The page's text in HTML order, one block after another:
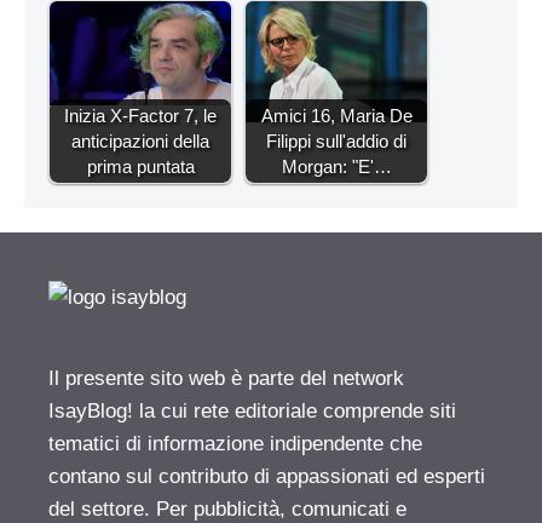
Inizia X-Factor 7, le
anticipazioni della
prima puntata
Amici 16, Maria De
Filippi sull'addio di
Morgan: "E'…
Il presente sito web è parte del network
IsayBlog! la cui rete editoriale comprende siti
tematici di informazione indipendente che
contano sul contributo di appassionati ed esperti
del settore. Per pubblicità, comunicati e